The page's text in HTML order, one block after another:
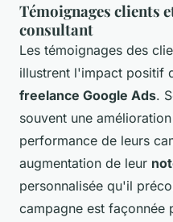
Témoignages clients
consultant
Les témoignages des
illustrent l'impact positif
freelance Google Ads.
souvent une
performance de leurs
augmentation de leur
personnalisée qu'il
campagne est façonnée